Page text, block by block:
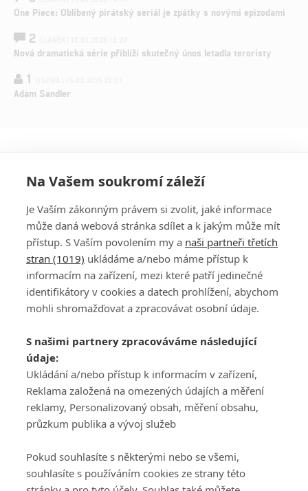
One Piece: Oblíbený pirátský seriál je zpátky s novými epizodami
2
Nová dramatická série přiblíží skutečný únos letadla teroristy
1
Adam Sandler
PŘIHLÁSIT
REGISTROVAT
DISKUZE
Šéfredaktorkou webu jePetr Slavík, e-mailserialy@fandimefilmu.cz
Máte-li zájem o inzerci na našem webu napište nám na e-mail
studio@koncal.com
Ochrana osobních údajů|Zásady používání cookies |Pravidla webu
Upravit nastavení soukromí
Na Vašem soukromí záleží
Je Vaším zákonným právem si zvolit, jaké informace
může daná webová stránka sdílet a k jakým může mít
přístup. S Vaším povolením my a naši partneři třetích
stran (1019) ukládáme a/nebo máme přístup k
informacím na zařízení, mezi které patří jedinečné
identifikátory v cookies a datech prohlížení, abychom
mohli shromažďovat a zpracovávat osobní údaje.
S našimi partnery zpracováváme následující
údaje:
Ukládání a/nebo přístup k informacím v zařízení,
Reklama založená na omezených údajích a měření
reklamy, Personalizovaný obsah, měření obsahu,
průzkum publika a vývoj služeb
Pokud souhlasíte s některými nebo se všemi,
souhlasíte s používáním cookies ze strany této